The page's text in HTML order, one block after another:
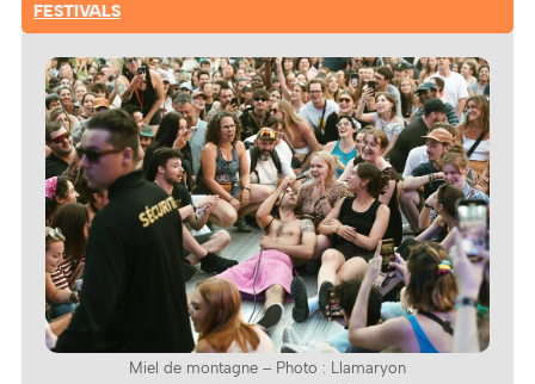
FESTIVALS
Miel de montagne – Photo : Llamaryon